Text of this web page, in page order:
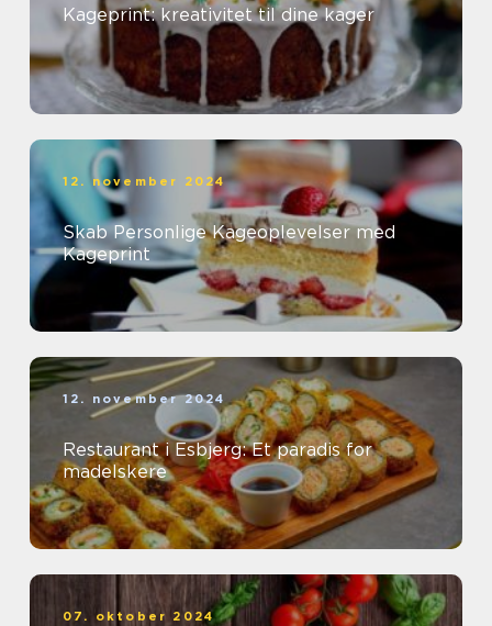
Kageprint: kreativitet til dine kager
12. november 2024
Skab Personlige Kageoplevelser med
Kageprint
12. november 2024
Restaurant i Esbjerg: Et paradis for
madelskere
07. oktober 2024